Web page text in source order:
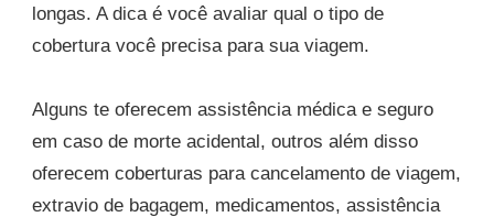
longas. A dica é você avaliar qual o tipo de
cobertura você precisa para sua viagem.
Alguns te oferecem assistência médica e seguro
em caso de morte acidental, outros além disso
oferecem coberturas para cancelamento de viagem,
extravio de bagagem, medicamentos, assistência